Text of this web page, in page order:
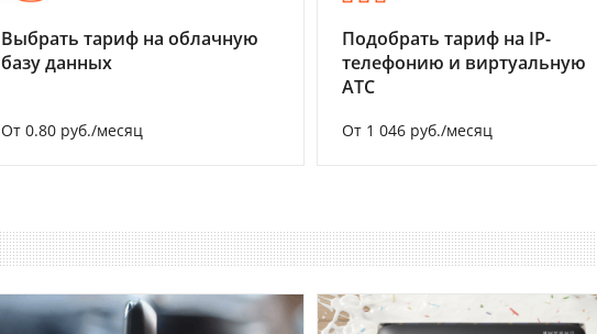
Выбрать тариф на облачную
базу данных
От 0.80 руб./месяц
Подобрать тариф на IP-
телефонию и виртуальную
АТС
От 1 046 руб./месяц